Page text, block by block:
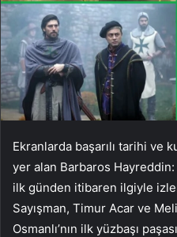
Ekranlarda başarılı tarihi ve
yer alan Barbaros Hayreddin:
ilk günden itibaren ilgiyle
Sayışman, Timur Acar ve
Osmanlı’nın ilk yüzbaşı